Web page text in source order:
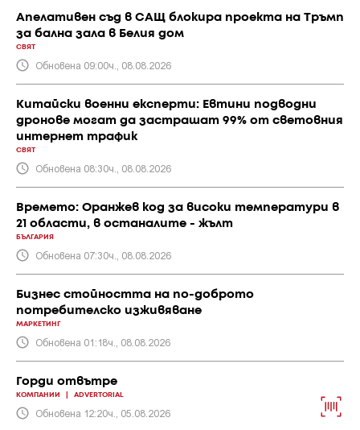
Апелативен съд в САЩ блокира проекта на Тръмп
за бална зала в Белия дом
СВЯТ
Обновена 09:00ч., 08.08.2026
Китайски военни експерти: Евтини подводни
дронове могат да застрашат 99% от световния
интернет трафик
СВЯТ
Обновена 08:30ч., 08.08.2026
Времето: Оранжев код за високи температури в
21 области, в останалите - жълт
БЪЛГАРИЯ
Обновена 07:30ч., 08.08.2026
Бизнес стойността на по-доброто
потребителско изживяване
МАРКЕТИНГ
Обновена 01:18ч., 08.08.2026
Горди отвътре
КОМПАНИИ ADVERTORIAL
Обновена 12:20ч., 05.08.2026